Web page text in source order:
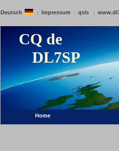
Deutsch : Impressum : qsls :
CQ de
DL7SP
Home